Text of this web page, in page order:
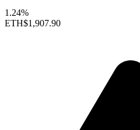
1.24%
ETH$1,907.90